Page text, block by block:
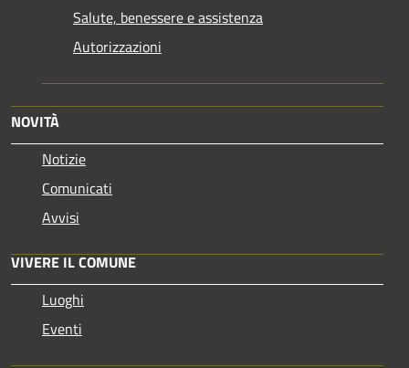
Salute, benessere e assistenza
Autorizzazioni
NOVITÀ
Notizie
Comunicati
Avvisi
VIVERE IL COMUNE
Luoghi
Eventi